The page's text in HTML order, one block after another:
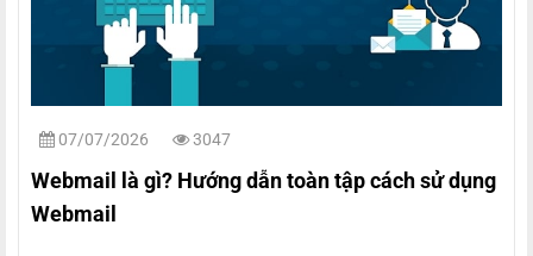
07/07/2026 3047
Webmail là gì? Hướng dẫn toàn tập cách sử dụng
Webmail